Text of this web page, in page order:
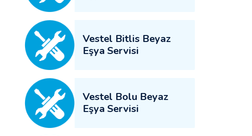
Vestel Bitlis Beyaz
Eşya Servisi
Vestel Bolu Beyaz
Eşya Servisi